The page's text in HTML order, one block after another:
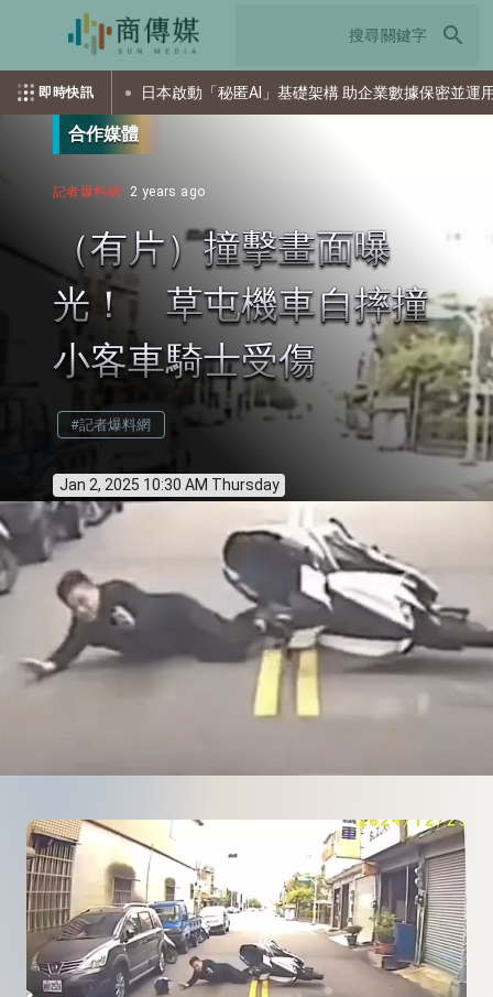
search
即時快訊日本啟動「秘匿AI」基礎架構 助企業數據保密並運用AI
合作媒體
記者爆料網 2 years ago
（有片）撞擊畫面曝
光！ 草屯機車自摔撞
小客車騎士受傷
#記者爆料網
Jan 2, 2025 10:30 AM Thursday